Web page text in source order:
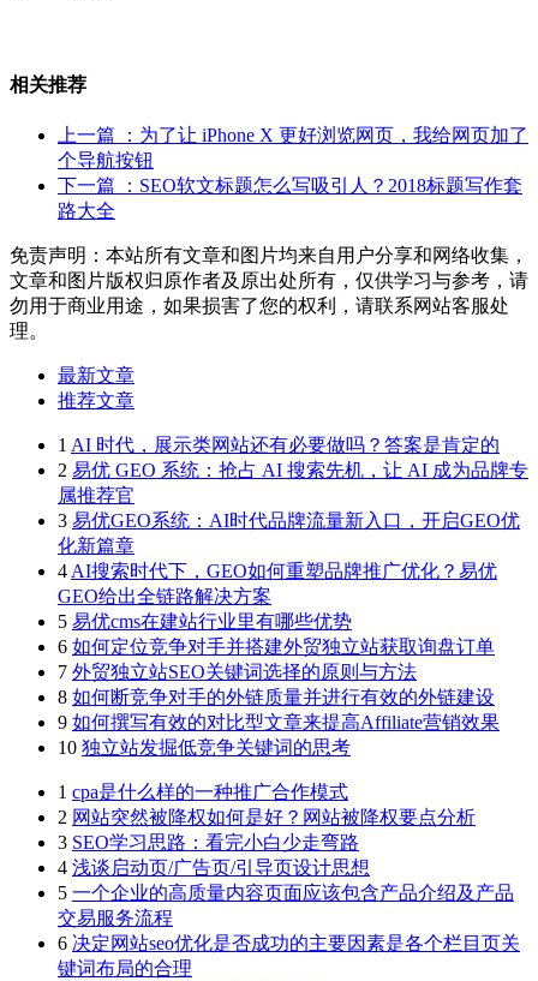
相关推荐
上一篇
：为了让 iPhone X 更好浏览网页，我给网页加了
个导航按钮
下一篇
：SEO软文标题怎么写吸引人？2018标题写作套
路大全
免责声明：本站所有文章和图片均来自用户分享和网络收集，
文章和图片版权归原作者及原出处所有，仅供学习与参考，请
勿用于商业用途，如果损害了您的权利，请联系网站客服处
理。
最新文章
推荐文章
1 AI 时代，展示类网站还有必要做吗？答案是肯定的
2 易优 GEO 系统：抢占 AI 搜索先机，让 AI 成为品牌专
属推荐官
3 易优GEO系统：AI时代品牌流量新入口，开启GEO优
化新篇章
4 AI搜索时代下，GEO如何重塑品牌推广优化？易优
GEO给出全链路解决方案
5 易优cms在建站行业里有哪些优势
6 如何定位竞争对手并搭建外贸独立站获取询盘订单
7 外贸独立站SEO关键词选择的原则与方法
8 如何断竞争对手的外链质量并进行有效的外链建设
9 如何撰写有效的对比型文章来提高Affiliate营销效果
10 独立站发掘低竞争关键词的思考
1 cpa是什么样的一种推广合作模式
2 网站突然被降权如何是好？网站被降权要点分析
3 SEO学习思路：看完小白少走弯路
4 浅谈启动页/广告页/引导页设计思想
5 一个企业的高质量内容页面应该包含产品介绍及产品
交易服务流程
6 决定网站seo优化是否成功的主要因素是各个栏目页关
键词布局的合理